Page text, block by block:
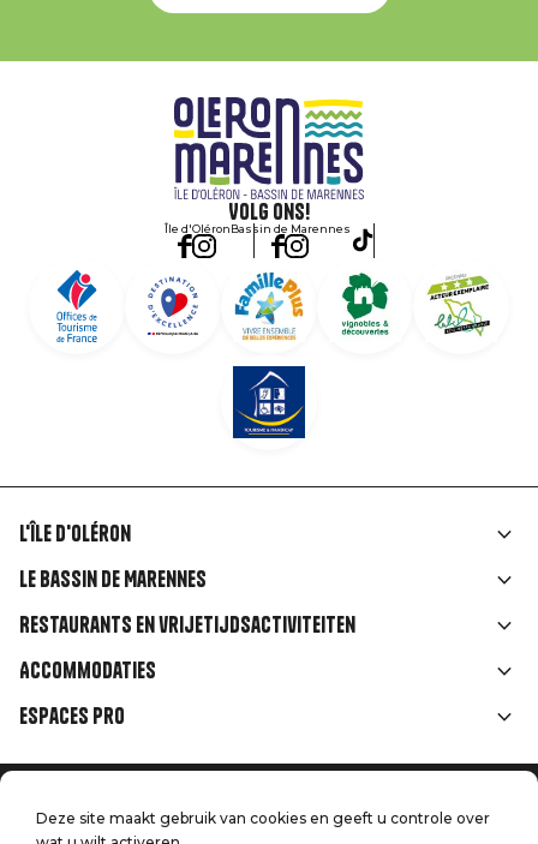
Volg ons!
Île d'OléronBassin de Marennes
Liens
rubriques
L'île d'Oléron
Le Bassin de Marennes
Restaurants en vrijetijdsactiviteiten
Accommodaties
Espaces Pro
Menu
Juridische informatie
Deze site maakt gebruik van cookies en geeft u controle over